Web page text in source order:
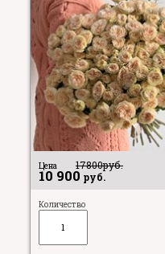
Цена 17800руб.
10 900 руб.
Количество